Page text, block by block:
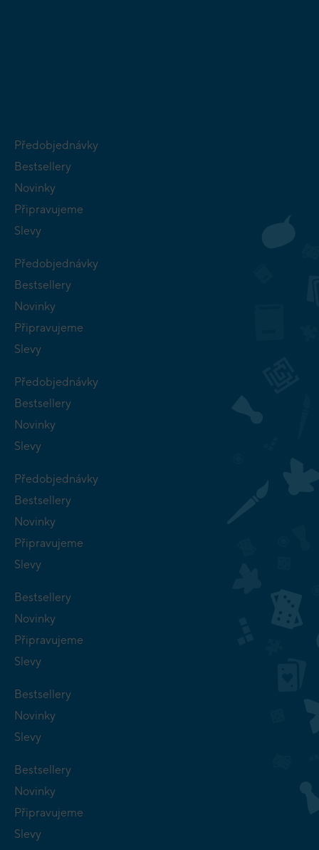
Předobjednávky
Bestsellery
Novinky
Připravujeme
Slevy
Předobjednávky
Bestsellery
Novinky
Připravujeme
Slevy
Předobjednávky
Bestsellery
Novinky
Slevy
Předobjednávky
Bestsellery
Novinky
Připravujeme
Slevy
Bestsellery
Novinky
Připravujeme
Slevy
Bestsellery
Novinky
Slevy
Bestsellery
Novinky
Připravujeme
Slevy